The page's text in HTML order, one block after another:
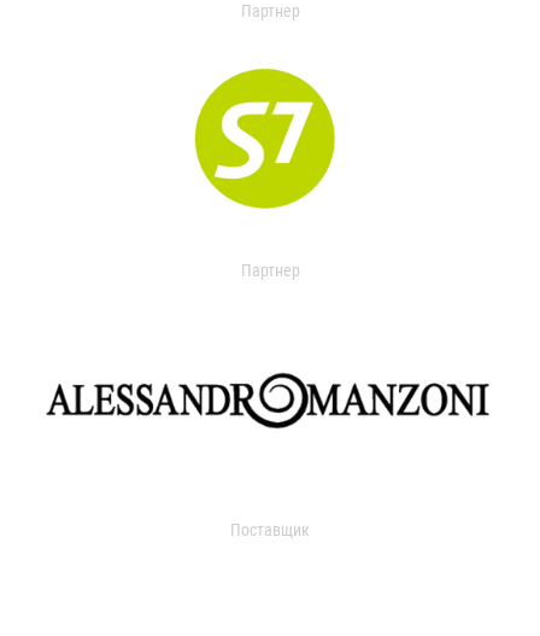
Партнер
Партнер
Поставщик